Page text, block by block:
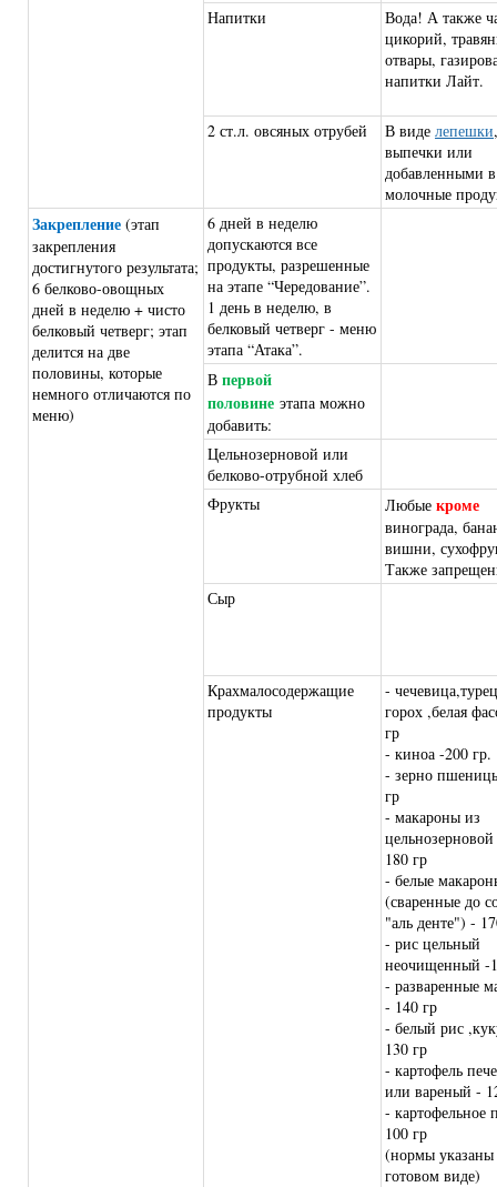
Напитки
Вода! А также
цикорий,
отвары,
напитки Лайт.
2 ст.л. овсяных отрубей В виде лепешки
выпечки или
добавленными в
молочные
Закрепление (этап
закрепления
достигнутого результата;
6 белково-овощных
дней в неделю + чисто
белковый четверг; этап
делится на две
половины, которые
немного отличаются по
меню)
6 дней в неделю
допускаются все
продукты, разрешенные
на этапе “Чередование”.
1 день в неделю, в
белковый четверг - меню
этапа “Атака”.
В первой
половине этапа можно
добавить:
Цельнозерновой или
белково-отрубной хлеб
Фрукты
Любые кроме
винограда,
вишни,
Также
Сыр
Крахмалосодержащие
продукты
-
горох ,белая
гр
- киноа -200 гр.
- зерно
гр
- макароны из
180 гр
- белые
(сваренные до
"аль денте") -
- рис цельный
неочищенный -
- разваренные
- 140 гр
- белый рис
130 гр
- картофель
или вареный -
- картофельное
100 гр
(нормы указаны
готовом виде)